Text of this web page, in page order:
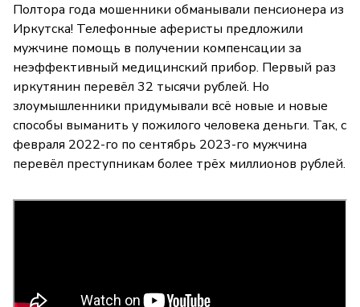
Полтора года мошенники обманывали пенсионера из
Иркутска! Телефонные аферисты предложили
мужчине помощь в получении компенсации за
неэффективный медицинский прибор. Первый раз
иркутянин перевёл 32 тысячи рублей. Но
злоумышленники придумывали всё новые и новые
способы выманить у пожилого человека деньги. Так, с
февраля 2022-го по сентябрь 2023-го мужчина
перевёл преступникам более трёх миллионов рублей.